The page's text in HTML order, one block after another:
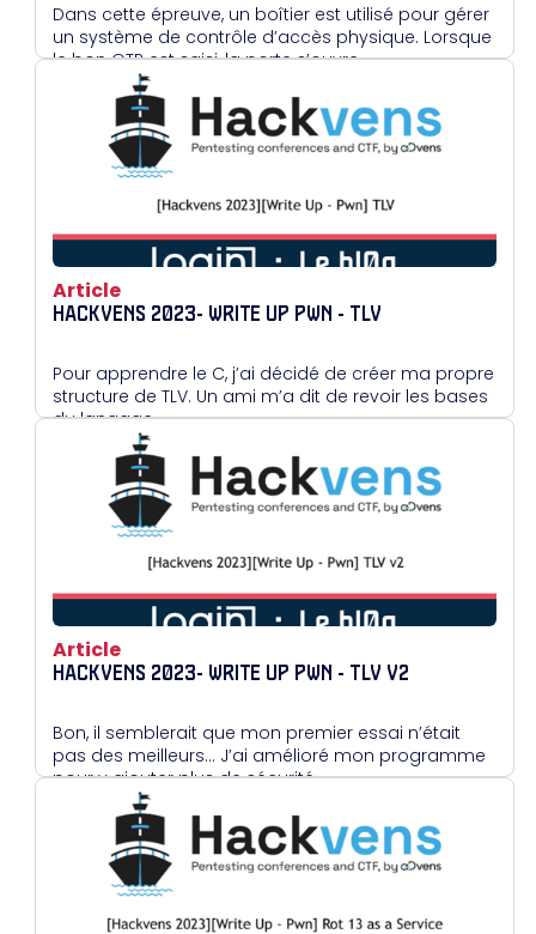
Dans cette épreuve, un boîtier est utilisé pour gérer
un système de contrôle d’accès physique. Lorsque
le bon OTP est saisi, la porte s’ouvre.
Article
HACKVENS 2023- WRITE UP PWN - TLV
Pour apprendre le C, j’ai décidé de créer ma propre
structure de TLV. Un ami m’a dit de revoir les bases
du langage…
Article
HACKVENS 2023- WRITE UP PWN - TLV V2
Bon, il semblerait que mon premier essai n’était
pas des meilleurs… J’ai amélioré mon programme
pour y ajouter plus de sécurité.